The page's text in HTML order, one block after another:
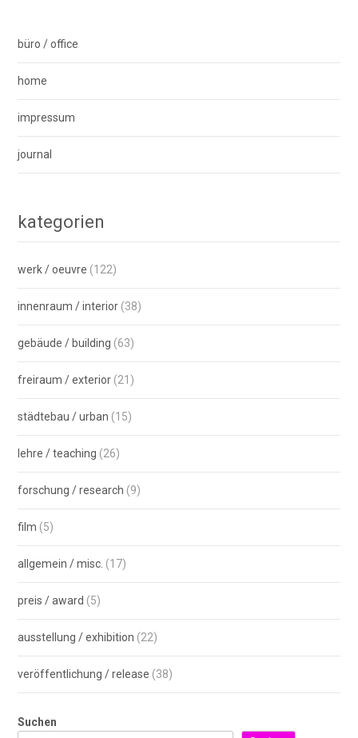
büro / office
home
impressum
journal
kategorien
werk / oeuvre (122)
innenraum / interior (38)
gebäude / building (63)
freiraum / exterior (21)
städtebau / urban (15)
lehre / teaching (26)
forschung / research (9)
film (5)
allgemein / misc. (17)
preis / award (5)
ausstellung / exhibition (22)
veröffentlichung / release (38)
Suchen